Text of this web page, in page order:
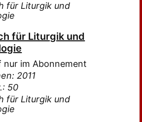
für Liturgik und
für Liturgik und
nur im Abonnement
2011
50
für Liturgik und